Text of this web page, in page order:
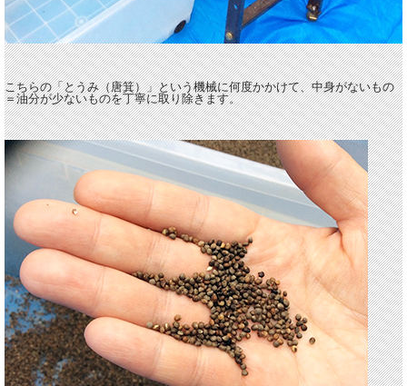
こちらの「とうみ（唐箕）」という機械に何度かかけて、中身がないもの
＝油分が少ないものを丁寧に取り除きます。